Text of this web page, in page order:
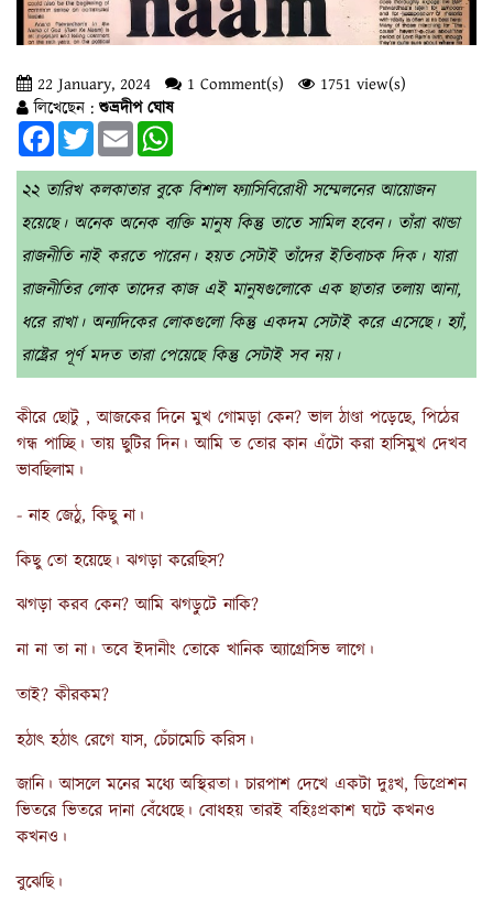
22 January, 2024 1 Comment(s)
1751 view(s)
লিখেছেন :শুভ্রদীপ ঘোষ
FacebookTwitterEmail
২২ তারিখ কলকাতার বুকে বিশাল ফ্যাসিবিরোধী সম্মেলনের আয়োজন
হয়েছে। অনেক অনেক ব্যক্তি মানুষ কিন্তু তাতে সামিল হবেন। তাঁরা ঝান্ডা
রাজনীতি নাই করতে পারেন। হয়ত সেটাই তাঁদের ইতিবাচক দিক। যারা
রাজনীতির লোক তাদের কাজ এই মানুষগুলোকে এক ছাতার তলায় আনা,
ধরে রাখা। অন্যদিকের লোকগুলো কিন্তু একদম সেটাই করে এসেছে। হ্যাঁ,
রাষ্ট্রের পূর্ণ মদত তারা পেয়েছে কিন্তু সেটাই সব নয়।
কীরে ছোটু , আজকের দিনে মুখ গোমড়া কেন? ভাল ঠাণ্ডা পড়েছে, পিঠের
গন্ধ পাচ্ছি। তায় ছুটির দিন। আমি ত তোর কান এঁটো করা হাসিমুখ দেখব
ভাবছিলাম।
- নাহ জেঠু, কিছু না।
কিছু তো হয়েছে। ঝগড়া করেছিস?
ঝগড়া করব কেন? আমি ঝগড়ুটে নাকি?
না না তা না। তবে ইদানীং তোকে খানিক অ্যাগ্রেসিভ লাগে।
তাই? কীরকম?
হঠাৎ হঠাৎ রেগে যাস, চেঁচামেচি করিস।
জানি। আসলে মনের মধ্যে অস্থিরতা। চারপাশ দেখে একটা দুঃখ, ডিপ্রেশন
ভিতরে ভিতরে দানা বেঁধেছে। বোধহয় তারই বহিঃপ্রকাশ ঘটে কখনও
কখনও।
বুঝেছি।